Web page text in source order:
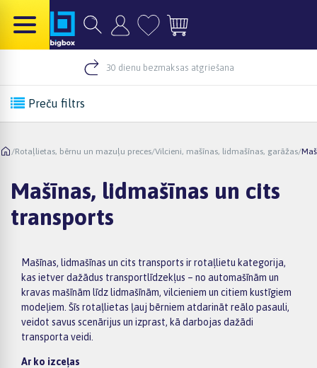
30 dienu bezmaksas atgriešana
Preču filtrs
/Rotaļlietas, bērnu un mazuļu preces/Vilcieni, mašīnas, lidmašīnas, garāžas/
Mašīnas, lidmašīnas un cits
transports
Mašīnas, lidmašīnas un cits transports ir rotaļlietu kategorija,
kas ietver dažādus transportlīdzekļus – no automašīnām un
kravas mašīnām līdz lidmašīnām, vilcieniem un citiem kustīgiem
modeļiem. Šīs rotaļlietas ļauj bērniem atdarināt reālo pasauli,
veidot savus scenārijus un izprast, kā darbojas dažādi
transporta veidi.
Ar ko izceļas